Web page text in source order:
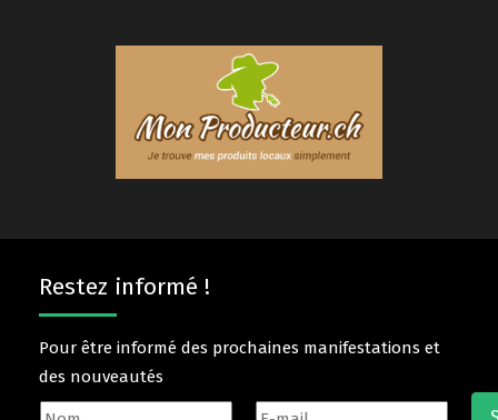
Restez informé !
Pour être informé des prochaines manifestations et
des nouveautés